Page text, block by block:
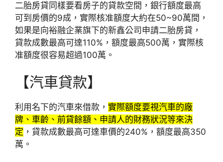
二胎房貸同樣要看房子的貸款空間，銀行額度最高
可到房價的9成，實際核准額度大約在50~90萬間，
如果是向裕融企業旗下的新鑫公司申請二胎房貸，
貸款成數最高可達110%，額度最高500萬，實際核
准額度很容易超過100萬。
【汽車貸款】
利用名下的汽車來借款， 實際額度要視汽車的廠
牌、車齡、前貸餘額、申請人的財務狀況等來決
定 ，貸款成數最高可達車價的240%，額度最高350
萬。